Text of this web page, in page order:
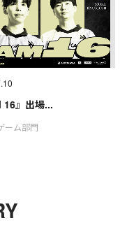
16』出場...
ーム部門